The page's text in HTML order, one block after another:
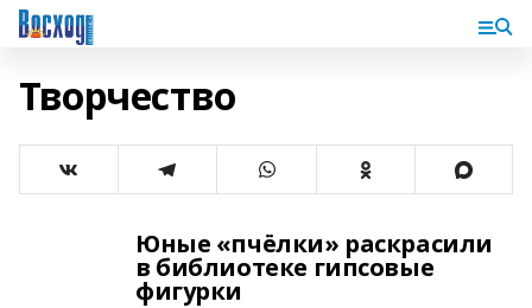
Творчество
Юные «пчёлки» раскрасили
в библиотеке гипсовые
фигурки